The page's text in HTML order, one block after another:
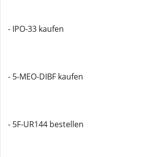
- IPO-33 kaufen
- 5-MEO-DIBF kaufen
- 5F-UR144 bestellen